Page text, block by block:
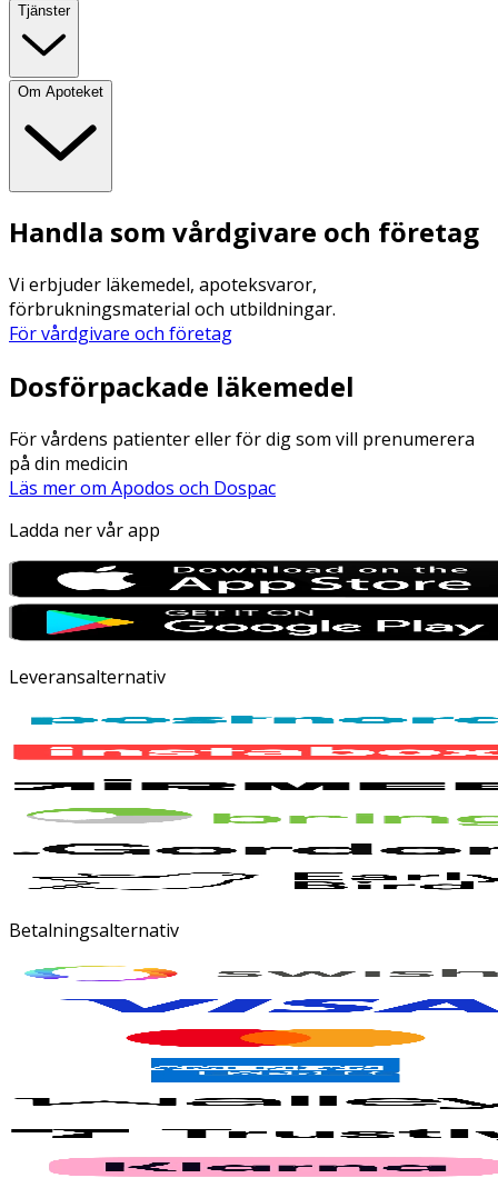
Tjänster
Om Apoteket
Handla som vårdgivare och företag
Vi erbjuder läkemedel, apoteksvaror,
förbrukningsmaterial och utbildningar.
För vårdgivare och företag
Dosförpackade läkemedel
För vårdens patienter eller för dig som vill prenumerera
på din medicin
Läs mer om Apodos och Dospac
Ladda ner vår app
Leveransalternativ
Betalningsalternativ